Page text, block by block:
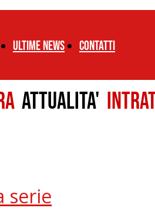
ultime news CONTATTI
ATTUALITA'
serie